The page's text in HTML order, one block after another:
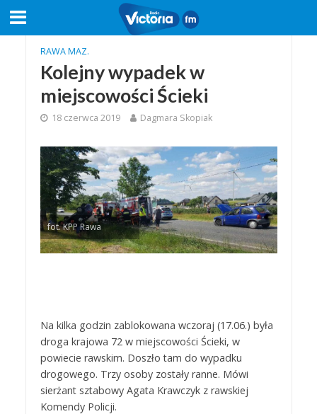
RAWA MAZ.
Kolejny wypadek w
miejscowości Ścieki
18 czerwca 2019 Dagmara Skopiak
fot. KPP Rawa
Na kilka godzin zablokowana wczoraj (17.06.) była
droga krajowa 72 w miejscowości Ścieki, w
powiecie rawskim. Doszło tam do wypadku
drogowego. Trzy osoby zostały ranne. Mówi
sierżant sztabowy Agata Krawczyk z rawskiej
Komendy Policji.